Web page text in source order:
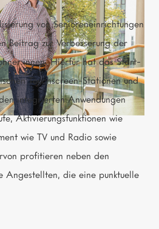
von Senioreneinrichtungen
Beitrag zur Verbesserung der
Hierfür hat das Start-
Touchscreen-Stationen und
integrierten Anwendungen
Aktivierungsfunktionen wie
wie TV und Radio sowie
profitieren neben den
Angestellten, die eine punktuelle